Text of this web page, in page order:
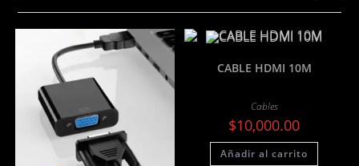
CABLE HDMI 10M
Cables
$10,000.00
Añadir al carrito